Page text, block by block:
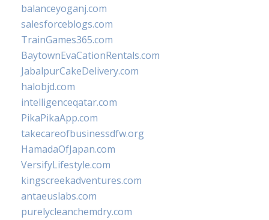
balanceyoganj.com
salesforceblogs.com
TrainGames365.com
BaytownEvaCationRentals.com
JabalpurCakeDelivery.com
halobjd.com
intelligenceqatar.com
PikaPikaApp.com
takecareofbusinessdfw.org
HamadaOfJapan.com
VersifyLifestyle.com
kingscreekadventures.com
antaeuslabs.com
purelycleanchemdry.com